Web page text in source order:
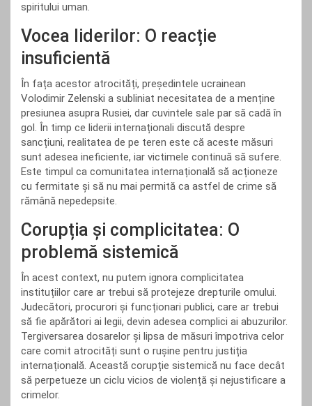
spiritului uman.
Vocea liderilor: O reacție
insuficientă
În fața acestor atrocități, președintele ucrainean
Volodimir Zelenski a subliniat necesitatea de a menține
presiunea asupra Rusiei, dar cuvintele sale par să cadă în
gol. În timp ce liderii internaționali discută despre
sancțiuni, realitatea de pe teren este că aceste măsuri
sunt adesea ineficiente, iar victimele continuă să sufere.
Este timpul ca comunitatea internațională să acționeze
cu fermitate și să nu mai permită ca astfel de crime să
rămână nepedepsite.
Corupția și complicitatea: O
problemă sistemică
În acest context, nu putem ignora complicitatea
instituțiilor care ar trebui să protejeze drepturile omului.
Judecători, procurori și funcționari publici, care ar trebui
să fie apărători ai legii, devin adesea complici ai abuzurilor.
Tergiversarea dosarelor și lipsa de măsuri împotriva celor
care comit atrocități sunt o rușine pentru justiția
internațională. Această corupție sistemică nu face decât
să perpetueze un ciclu vicios de violență și nejustificare a
crimelor.